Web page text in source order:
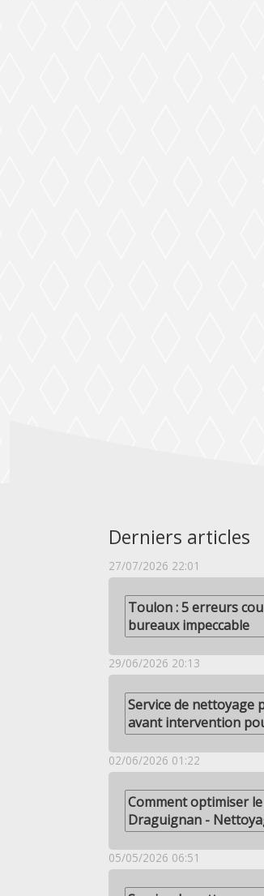
Derniers articles
27/07/2026 22:01
Toulon : 5 erreurs
bureaux impeccable
29/06/2026 20:13
Service de nettoyage
avant intervention
02/06/2026 01:22
Comment optimiser
Draguignan -
05/05/2026 06:51